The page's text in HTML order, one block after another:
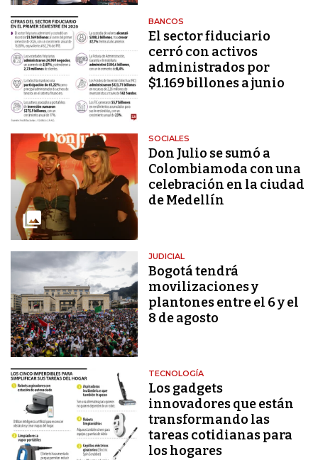
BANCOS
El sector fiduciario
cerró con activos
administrados por
$1.169 billones a junio
SOCIALES
Don Julio se sumó a
Colombiamoda con una
celebración en la ciudad
de Medellín
JUDICIAL
Bogotá tendrá
movilizaciones y
plantones entre el 6 y el
8 de agosto
TECNOLOGÍA
Los gadgets
innovadores que están
transformando las
tareas cotidianas para
los hogares